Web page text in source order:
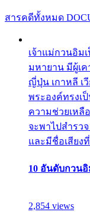
สารคดีทั้งหมด
เจ้าแม่กวนอิม
มหายาน มีผู้เ
ญี่ปุ่น เกาหลี เ
พระองค์ทรงเ
ความช่วยเหลื
จะพาไปสำรว
และมีชื่อเสียง
10 อันดับกวน
2,854 views